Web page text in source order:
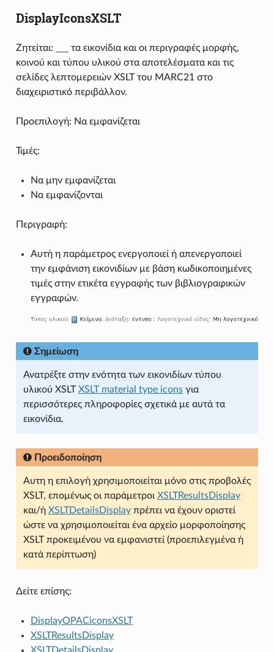
DisplayIconsXSLT
Ζητείται: ___ τα εικονίδια και οι περιγραφές μορφής,
κοινού και τύπου υλικού στα αποτελέσματα και τις
σελίδες λεπτομερειών XSLT του MARC21 στο
διαχειριστικό περιβάλλον.
Προεπιλογή: Να εμφανίζεται
Τιμές:
Να μην εμφανίζεται
Να εμφανίζονται
Περιγραφή:
Αυτή η παράμετρος ενεργοποιεί ή απενεργοποιεί
την εμφάνιση εικονιδίων με βάση κωδικοποιημένες
τιμές στην ετικέτα εγγραφής των βιβλιογραφικών
εγγραφών.
Σημείωση
Ανατρέξτε στην ενότητα των εικονιδίων τύπου
υλικού XSLTXSLT material type iconsγια
περισσότερες πληροφορίες σχετικά με αυτά τα
εικονίδια.
Προειδοποίηση
Αυτη η επιλογή χρησιμοποιείται μόνο στις προβολές
XSLT, επομένως οι παράμετροιXSLTResultsDisplay
και/ή XSLTDetailsDisplayπρέπει να έχουν οριστεί
ώστε να χρησιμοποιείται ένα αρχείο μορφοποίησης
XSLT προκειμένου να εμφανιστεί (προεπιλεγμένα ή
κατά περίπτωση)
Δείτε επίσης:
DisplayOPACiconsXSLT
XSLTResultsDisplay